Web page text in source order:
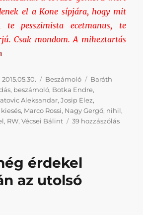
el a Kone sípjára, hogy mit
te pesszimista ecetmanus, te
Csak mondom. A miheztartás
End”
Közzétéve
2015.05.30. Kategória
Beszámoló Címke
Baráth
, beszámoló, Botka Endre,
Aleksandar,Josip Elez,
kiesés, Marco Rossi, Nagy Gergő, nihil,
, RW,Vécsei Bálint 39 hozzászólásHappy
érdekel
az utolsó